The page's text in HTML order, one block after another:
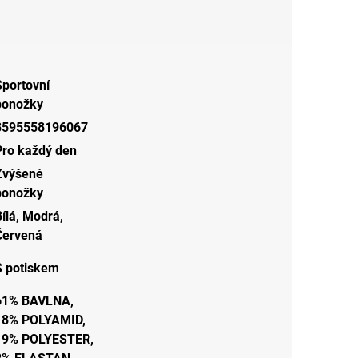
každý den
, Modrá,
potiskem
BAVLNA,
POLYAMID,
POLYESTER,